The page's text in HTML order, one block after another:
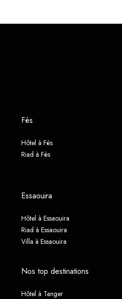
Fès
Hôtel à Fès
Riad à Fès
Essaouira
Hôtel à Essaouira
Riad à Essaouira
Villa à Essaouira
Nos top destinations
Hôtel à Tanger